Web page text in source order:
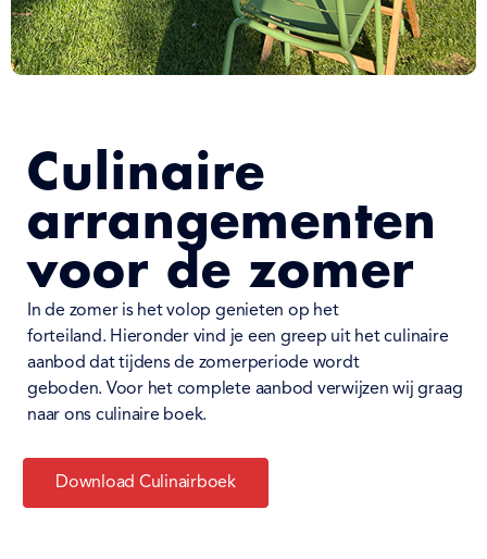
Culinaire
arrangementen
voor de zomer
In de zomer is het volop genieten op het
forteiland. Hieronder vind je een greep uit het culinaire
aanbod dat tijdens de zomerperiode wordt
geboden. Voor het complete aanbod verwijzen wij graag
naar ons culinaire boek.
Download Culinairboek